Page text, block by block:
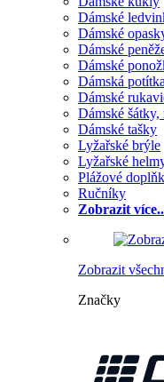
Dámské
Dámské
Dámské
Dámské
Dámská potítka
Dámské
Dámské
Dámské tašky
Lyžařské brýle
Lyžařské
Plážové
Ručníky
Zobrazit
Zobrazit
Značky